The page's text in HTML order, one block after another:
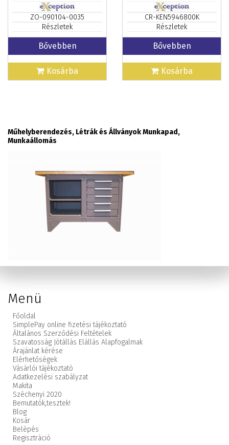
ZO-090104-0035
Részletek
Bővebben
Kosárba
CR-KEN5946800K
Részletek
Bővebben
Kosárba
Műhelyberendezés, Létrák és Állványok Munkapad,
Munkaállomás
Menü
Főoldal
SimplePay online fizetési tájékoztató
Általános Szerződési Feltételek
Szavatosság Jótállás Elállás Alapfogalmak
Árajánlat kérése
Elérhetőségek
Vásárlói tájékoztató
Adatkezelési szabályzat
Makita
Széchenyi 2020
Bemutatók,tesztek!
Blog
Kosár
Belépés
Regisztráció